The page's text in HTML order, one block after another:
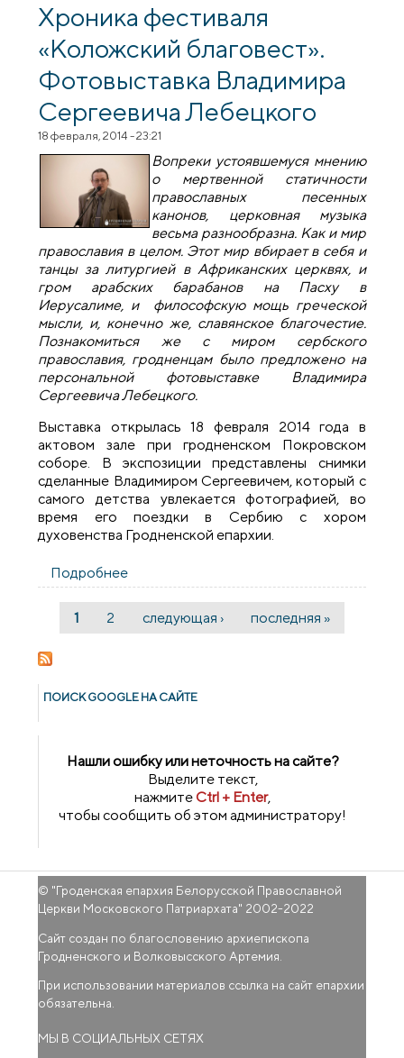
Хроника фестиваля
«Коложский благовест».
Фотовыставка Владимира
Сергеевича Лебецкого
18 февраля, 2014 - 23:21
Вопреки устоявшемуся мнению
о мертвенной статичности
православных песенных
канонов, церковная музыка
весьма разнообразна. Как и мир
православия в целом. Этот мир вбирает в себя и
танцы за литургией в Африканских церквях, и
гром арабских барабанов на Пасху в
Иерусалиме, и философскую мощь греческой
мысли, и, конечно же, славянское благочестие.
Познакомиться же с миром сербского
православия, гродненцам было предложено на
персональной фотовыставке Владимира
Сергеевича Лебецкого.
Выставка открылась 18 февраля 2014 года в
актовом зале при гродненском Покровском
соборе. В экспозиции представлены снимки
сделанные Владимиром Сергеевичем, который с
самого детства увлекается фотографией, во
время его поездки в Сербию с хором
духовенства Гродненской епархии.
Подробнее
благовест». Фотовыставка Владимира
Страницы
1 2 следующая › последняя »
ПОИСК GOОGLE НА САЙТЕ
Нашли ошибку или неточность на сайте?
Выделите текст,
нажмитеCtrl + Enter,
чтобы сообщить об этом администратору!
© "Гроденская епархия Белорусской Православной
Церкви Московского Патриархата" 2002-2022
Сайт создан по благословению архиепископа
Гродненского и Волковысского Артемия.
При использовании материалов ссылка на сайт епархии
обязательна.
МЫ В СОЦИАЛЬНЫХ СЕТЯХ